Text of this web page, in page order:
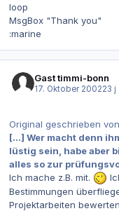
loop
MsgBox "Thank you"
:marine
Gast timmi-bonn
17. Oktober 200223 j
Original geschrieben
[...] Wer macht denn
lüstig sein, habe aber
alles so zur
Ich mache z.B. mit.
Bestimmungen
Projektarbeiten